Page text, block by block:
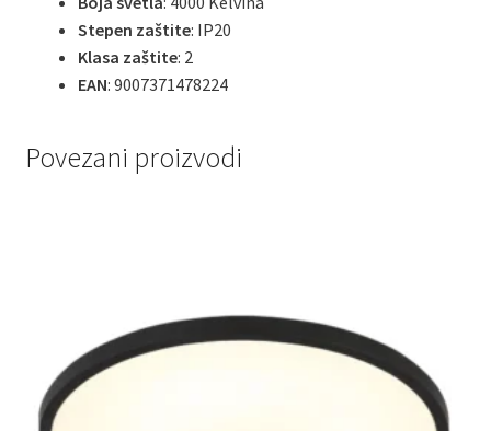
Stepen zaštite: IP20
Klasa zaštite: 2
EAN: 9007371478224
Povezani proizvodi